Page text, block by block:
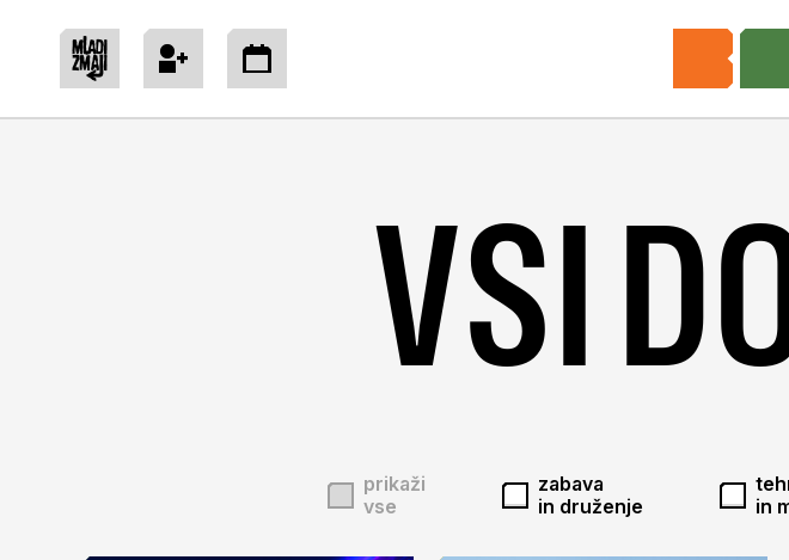
Pojdi k Mladim zmajem
Pridruži sePoglej program
VSI
prikaži
vse
zabava
in druženje
in